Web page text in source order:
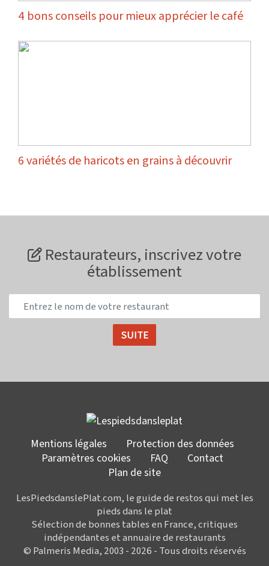
4 bons conseils pour mieux apprécier le café
6 variétés de haricots en grains à découvrir
Restaurateurs, inscrivez votre
établissement
Mentions légales
Protection des données
Paramètres cookies
FAQ
Contact
Plan de site
LesPiedsdanslePlat.com, le guide de restos qui met les
pieds dans le plat
Sélection de bonnes tables en France, critiques
indépendantes et annuaire de restaurants
© Palmeris Media, 2003 - 2026 - Tous droits réservés